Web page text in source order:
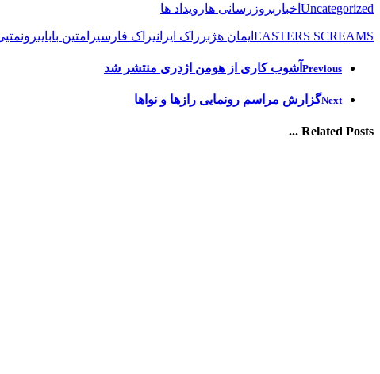
Uncategorized اخبار بروزرسانی هارویداد ها
EASTERS SCREAMS ایمان هژبر راک ایرانیراک فارسیرامتین بابایی
Previous آشوب کاری از هومن اژدری منتشر شد
Nextگزارش مراسم رونمایی رازها و نواها
Related Posts ...